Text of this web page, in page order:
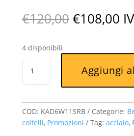
€120,00 Il
originale
era:
€120,00.
€108,00Il
è:
4 disponibili
Berkel
Set
lama
Aggiungi
COD: KAD6W11SRB Categorie:
coltelli, Promozioni Tag: acciaio,